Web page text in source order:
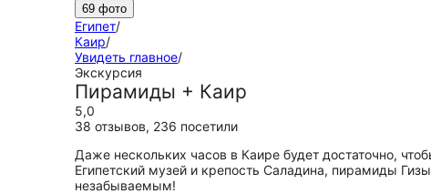
69 фото
Египет/
Каир/
Увидеть главное/
Экскурсия
Пирамиды + Каир
5,0
38 отзывов, 236 посетили
Даже нескольких часов в Каире будет достаточно,
Египетский музей и крепость Саладина, пирамиды
незабываемым!